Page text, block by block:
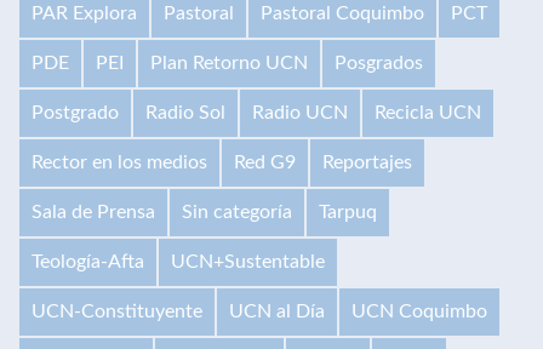
PAR Explora Pastoral Pastoral Coquimbo PCT
PDE PEI Plan Retorno UCN Posgrados
Postgrado Radio Sol Radio UCN Recicla UCN
Rector en los medios Red G9 Reportajes
Sala de Prensa Sin categoría Tarpuq
Teología-Afta UCN+Sustentable
UCN-Constituyente UCN al Día UCN Coquimbo